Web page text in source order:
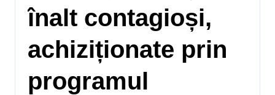
înalt contagioși,
achiziționate prin
programul